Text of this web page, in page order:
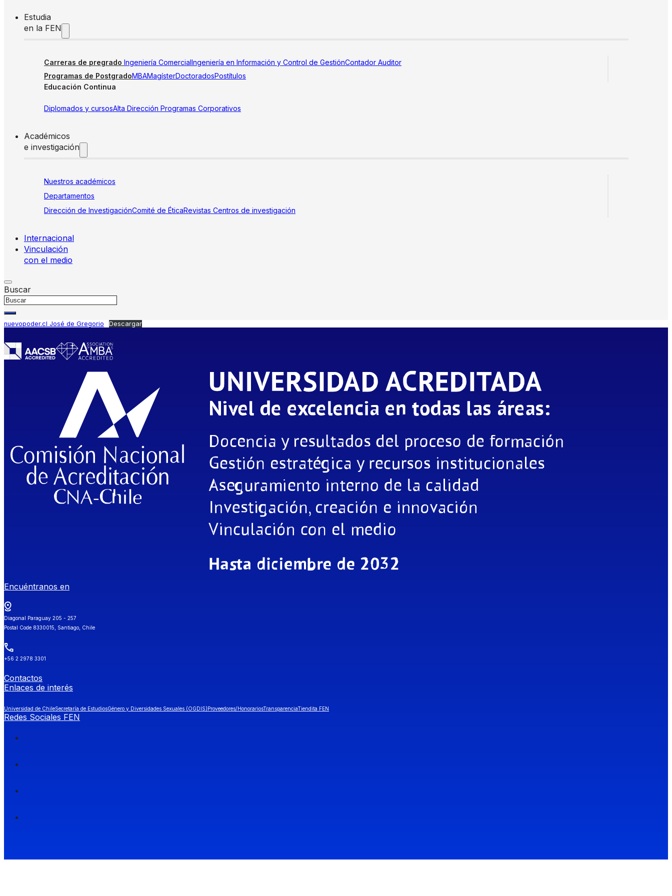
Estudia
en la FEN
Carreras de pregrado Ingeniería ComercialIngeniería en Información y Control de GestiónContador Auditor
Programas de PostgradoMBAMagísterDoctoradosPostítulos
Educación Continua
Diplomados y cursosAlta Dirección Programas Corporativos
Académicos
e investigación
Nuestros académicos
Departamentos
Dirección de InvestigaciónComité de ÉticaRevistas Centros de investigación
Internacional
Vinculación
con el medio
Buscar
nuevopoder.cl José de Gregorio Descargar
Encuéntranos en
Diagonal Paraguay 205 - 257
Postal Code 8330015, Santiago, Chile
+56 2 2978 3301
Contactos
Enlaces de interés
Universidad de ChileSecretaría de EstudiosGénero y Diversidades Sexuales (OGDIS)Proveedores/HonorariosTransparenciaTiendita FEN
Redes Sociales FEN